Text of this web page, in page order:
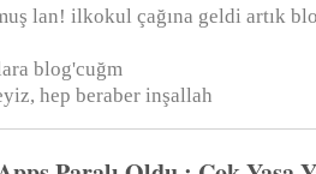
lan! ilkokul çağına geldi artık
blog'cuğm
hep beraber inşallah